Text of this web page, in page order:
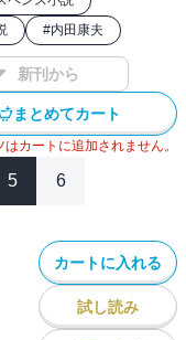
#内田康夫
新刊から
まとめてカート
カートに追加されません。
5 6
カートに入れる
試し読み